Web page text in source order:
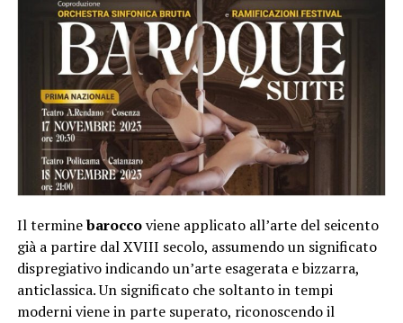
Il terminebaroccoviene applicato all’arte del seicento
già a partire dal XVIII secolo, assumendo un significato
dispregiativo indicando un’arte esagerata e bizzarra,
anticlassica. Un significato che soltanto in tempi
moderni viene in parte superato, riconoscendo il